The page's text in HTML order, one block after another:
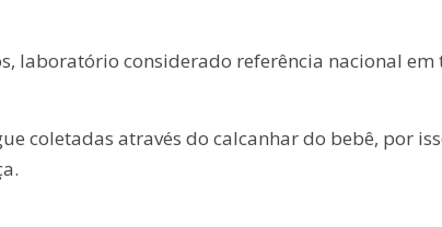
laboratório considerado referência nacional
coletadas através do calcanhar do bebê, por